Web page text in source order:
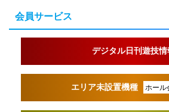
会員サービス
デジタル日刊遊技情
エリア未設置機種 ホール